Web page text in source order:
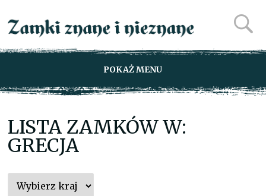
POKAŻ MENU
LISTA ZAMKÓW W:
GRECJA